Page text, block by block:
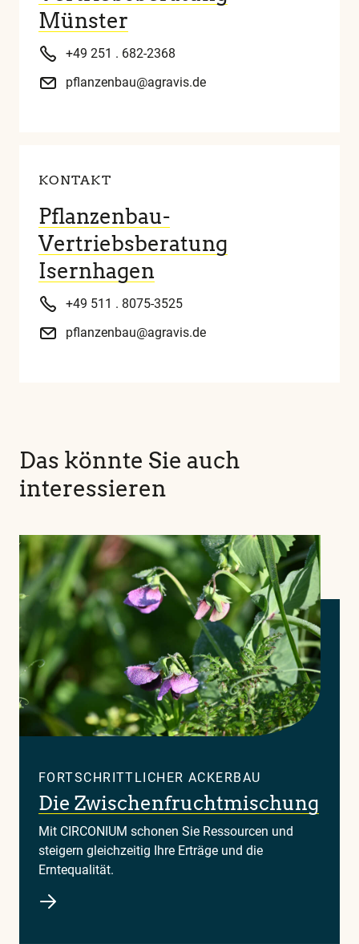
unserem
Glossar
Münster
+49 251 . 682-2368
pflanzenbau@agravis.de
KONTAKT
Pflanzenbau-
Vertriebsberatung
Isernhagen
+49 511 . 8075-3525
pflanzenbau@agravis.de
Das könnte Sie auch
interessieren
FORTSCHRITTLICHER ACKERBAU
Die Zwischenfruchtmischung
Mit CIRCONIUM schonen Sie Ressourcen und
steigern gleichzeitig Ihre Erträge und die
Erntequalität.